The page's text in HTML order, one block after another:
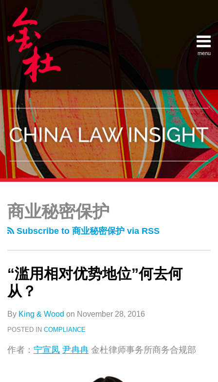
content
menu
Home
- 关于
金杜
Services
- 专业领
域
Contact
- 联系
我们
English
Example Link
China Banking Regulatory
China Insurance Regulatory
China Securities Regulatory
General Administration of Customs
Ministry of Commerce
National Development and Reform
Pacific Rim Advisory Council
State Administration for Industry &
State Administration of Foreign
Supreme People’s Court
World Law Group
RSS
LinkedIn
Weibo
商业秘密保护
Subscribe to 商业秘密保护 via RSS
“滥用相对优势地位”何去何
从？
By King & Wood on November 28, 2016
POSTED IN COMPLIANCE
作者： 宁宣凤 尹冉冉 金杜律师事务所商务合规部